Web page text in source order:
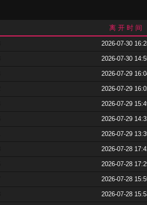
离 开 时 间
2026-07-30
2026-07-30
2026-07-29
2026-07-29
2026-07-29
2026-07-29
2026-07-29
2026-07-28
2026-07-28
2026-07-28
2026-07-28